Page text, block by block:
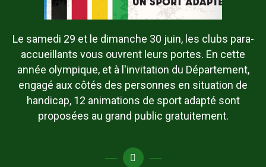
Le samedi 29 et le dimanche 30 juin, les clubs para-
accueillants vous ouvrent leurs portes. En cette
année olympique, et à l'invitation du Département,
engagé aux côtés des personnes en situation de
handicap, 12 animations de sport adapté sont
proposées au grand public gratuitement.